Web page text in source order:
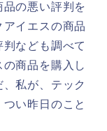
の悪い評判を
イエスの商品
なども調べて
商品を購入し
私が、テック
い昨日のこと